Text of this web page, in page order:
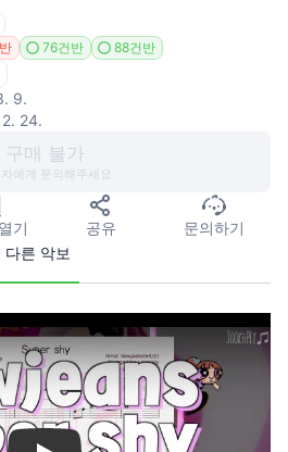
76건반 88건반
9.
24.
구매 불가
에게 문의해주세요
기 공유
문의하기
다른 악보